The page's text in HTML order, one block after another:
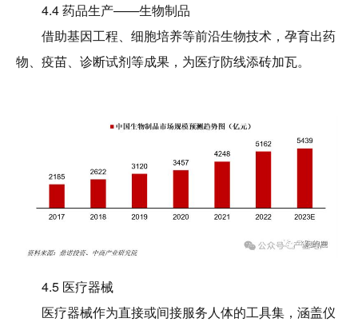
4.4 药品生产——生物制品
借助基因工程、细胞培养等前沿生物技术，孕育出药
物、疫苗、诊断试剂等成果，为医疗防线添砖加瓦。
4.5 医疗器械
医疗器械作为直接或间接服务人体的工具集，涵盖仪